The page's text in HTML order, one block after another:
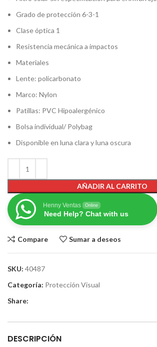
Grado de protección 6-3-1
Clase óptica 1
Resistencia mecánica a impactos
Materiales
Lente: policarbonato
Marco: Nylon
Patillas: PVC Hipoalergénico
Bolsa individual/ Polybag
Disponible en luna clara y luna oscura
AÑADIR AL CARRITO
Henny Ventas Online
Need Help? Chat with us
Compare Sumar a deseos
SKU: 40487
Categoría: Protección Visual
Share:
DESCRIPCIÓN